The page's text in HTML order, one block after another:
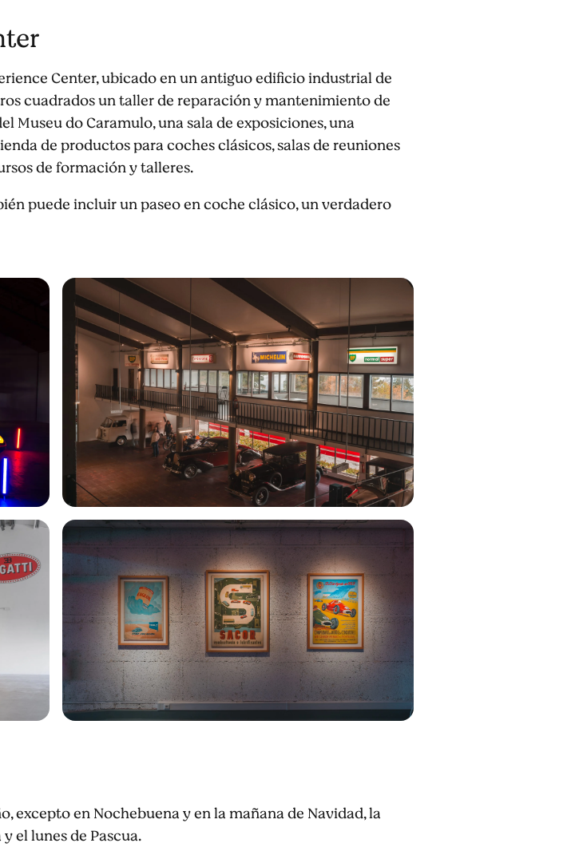
Center, ubicado en un antiguo edificio industrial de
cuadrados un taller de reparación y mantenimiento de
Museu do Caramulo, una sala de exposiciones, una
de productos para coches clásicos, salas de reuniones
de formación y talleres.
puede incluir un paseo en coche clásico, un verdadero
excepto en Nochebuena y en la mañana de Navidad, la
el lunes de Pascua.